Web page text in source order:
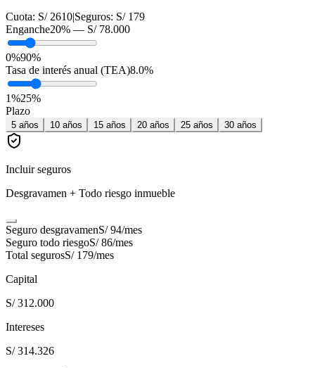
Cuota: S/ 2610|Seguros: S/ 179
Enganche20% — S/ 78.000
0%90%
Tasa de interés anual (TEA)8.0%
1%25%
Plazo
5 años 10 años 15 años 20 años 25 años 30 años
Incluir seguros
Desgravamen + Todo riesgo inmueble
Seguro desgravamenS/ 94/mes
Seguro todo riesgoS/ 86/mes
Total segurosS/ 179/mes
Capital
S/ 312.000
Intereses
S/ 314.326